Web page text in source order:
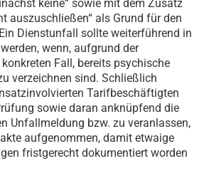
keine“ sowie mit dem Zusatz
auszuschließen“ als Grund für den
Dienstunfall sollte weiterführend in
wenn, aufgrund der
Fall , bereits psychische
verzeichnen sind. Schließlich
Tarifbeschäftigten
sowie daran anknüpfend die
Unfallmeldung bzw. zu veranlassen,
aufgenommen, damit etwaige
fristgerecht dokumentiert worden